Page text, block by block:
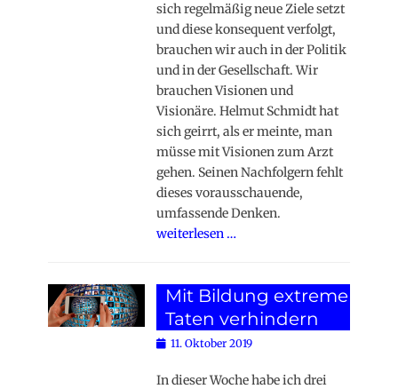
sich regelmäßig neue Ziele setzt
und diese konsequent verfolgt,
brauchen wir auch in der Politik
und in der Gesellschaft. Wir
brauchen Visionen und
Visionäre. Helmut Schmidt hat
sich geirrt, als er meinte, man
müsse mit Visionen zum Arzt
gehen. Seinen Nachfolgern fehlt
dieses vorausschauende,
umfassende Denken.
weiterlesen …
Mit Bildung extreme
Taten verhindern
Posted
11. Oktober 2019
In dieser Woche habe ich drei